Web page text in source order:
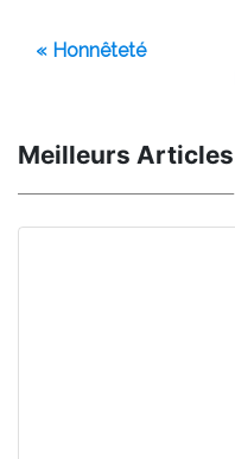
« Honnêteté
Meilleurs Articles